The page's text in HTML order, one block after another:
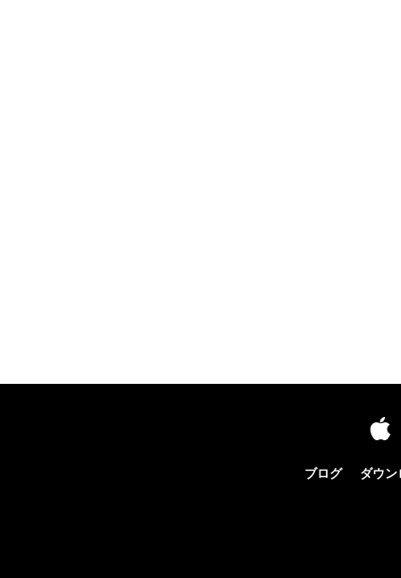
ブログ ダウ